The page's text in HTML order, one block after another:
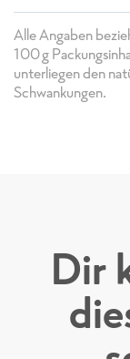
Alle Angaben
100g
unterliegen den
Schwankungen.
Dir